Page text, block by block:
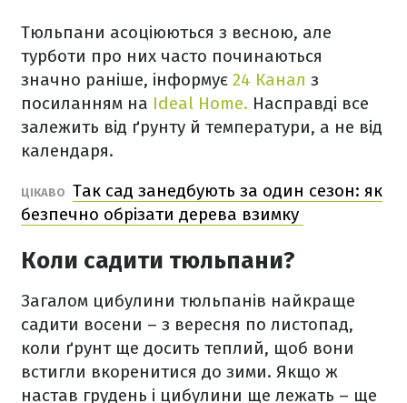
Тюльпани асоціюються з весною, але
турботи про них часто починаються
значно раніше, інформує 24 Канал з
посиланням на Ideal Home. Насправді все
залежить від ґрунту й температури, а не від
календаря.
ЦІКАВО Так сад занедбують за один сезон: як
безпечно обрізати дерева взимку
Коли садити тюльпани?
Загалом цибулини тюльпанів найкраще
садити восени – з вересня по листопад,
коли ґрунт ще досить теплий, щоб вони
встигли вкоренитися до зими. Якщо ж
настав грудень і цибулини ще лежать – ще